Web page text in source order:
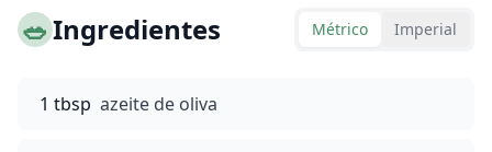
🥗Ingredientes Métrico Imperial
1 tbsp azeite de oliva